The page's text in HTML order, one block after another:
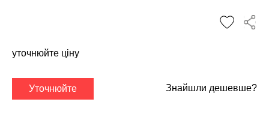
уточнюйте ціну
Уточнюйте Знайшли дешевше?